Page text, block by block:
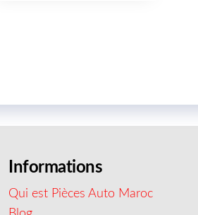
Informations
Qui est Pièces Auto Maroc